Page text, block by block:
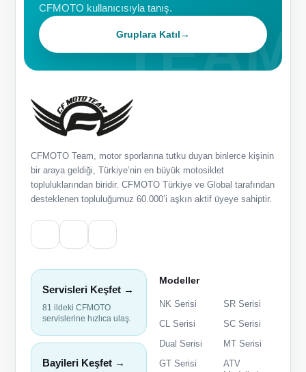
CFMOTO kullanıcısıyla tanış.
Gruplara Katıl→
CFMOTO Team, motor sporlarına tutku duyan binlerce kişinin
bir araya geldiği, Türkiye’nin en büyük motosiklet
topluluklarından biridir. CFMOTO Türkiye ve Global tarafından
desteklenen topluluğumuz 60.000’i aşkın aktif üyeye sahiptir.
Servisleri Keşfet →
81 ildeki CFMOTO
servislerine hızlıca ulaş.
Bayileri Keşfet →
Modeller
NK Serisi
SR Serisi
CL Serisi
SC Serisi
Dual Serisi
MT Serisi
GT Serisi
ATV